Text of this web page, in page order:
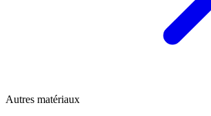
Autres matériaux